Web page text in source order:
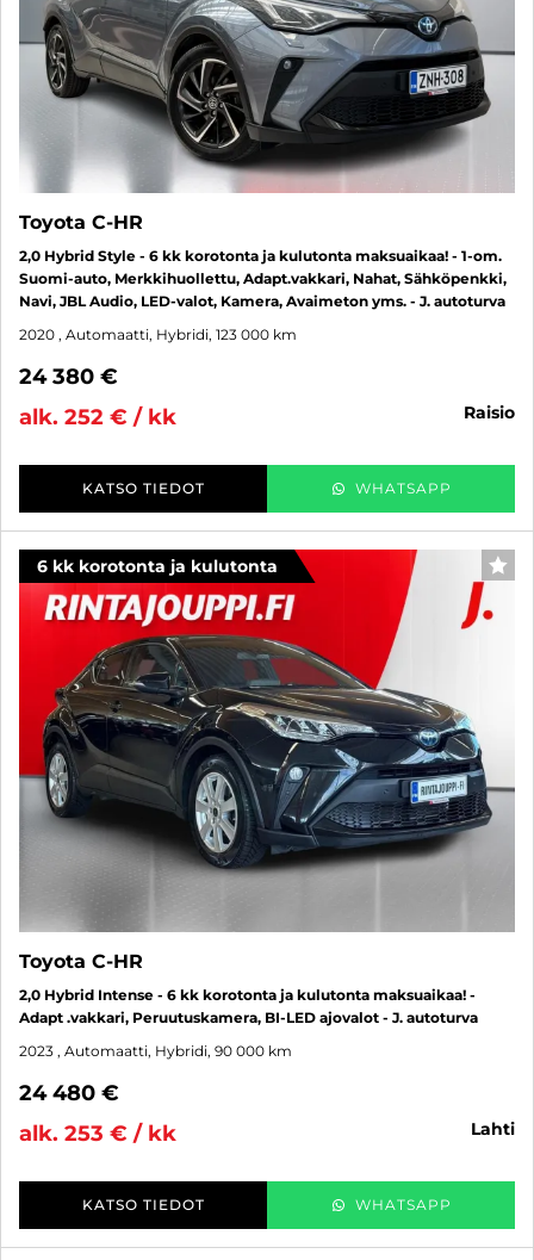
Toyota C-HR
2,0 Hybrid Style - 6 kk korotonta ja kulutonta maksuaikaa! - 1-om.
Suomi-auto, Merkkihuollettu, Adapt.vakkari, Nahat, Sähköpenkki,
Navi, JBL Audio, LED-valot, Kamera, Avaimeton yms. - J. autoturva
2020 , Automaatti, Hybridi, 123 000 km
24 380 €
alk. 252 € / kk
raisio
KATSO TIEDOT WHATSAPP
6 kk korotonta ja kulutonta
Toyota C-HR
2,0 Hybrid Intense - 6 kk korotonta ja kulutonta maksuaikaa! -
Adapt .vakkari, Peruutuskamera, BI-LED ajovalot - J. autoturva
2023 , Automaatti, Hybridi, 90 000 km
24 480 €
alk. 253 € / kk
lahti
KATSO TIEDOT WHATSAPP